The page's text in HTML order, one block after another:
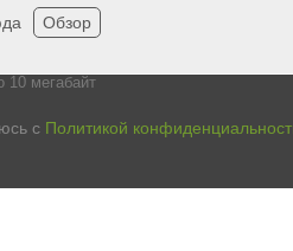
Обзор
10 мегабайт
с Политикой